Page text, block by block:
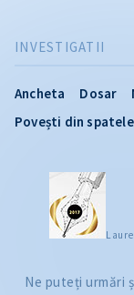
INVESTIGATII
Ancheta Dosar
Povești din
Ne puteți urmări